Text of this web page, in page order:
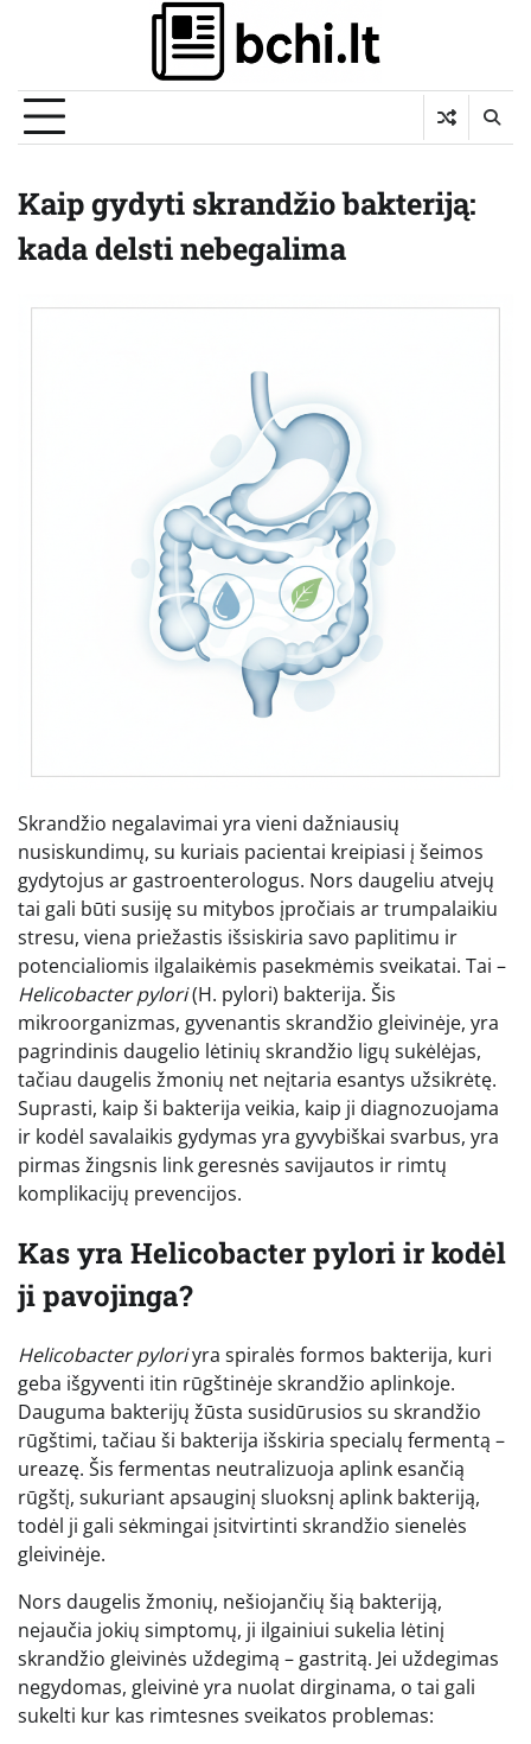
Kaip gydyti skrandžio bakteriją:
kada delsti nebegalima
Skrandžio negalavimai yra vieni dažniausių
nusiskundimų, su kuriais pacientai kreipiasi į šeimos
gydytojus ar gastroenterologus. Nors daugeliu atvejų
tai gali būti susiję su mitybos įpročiais ar trumpalaikiu
stresu, viena priežastis išsiskiria savo paplitimu ir
potencialiomis ilgalaikėmis pasekmėmis sveikatai. Tai –
Helicobacter pylori(H. pylori) bakterija. Šis
mikroorganizmas, gyvenantis skrandžio gleivinėje, yra
pagrindinis daugelio lėtinių skrandžio ligų sukėlėjas,
tačiau daugelis žmonių net neįtaria esantys užsikrėtę.
Suprasti, kaip ši bakterija veikia, kaip ji diagnozuojama
ir kodėl savalaikis gydymas yra gyvybiškai svarbus, yra
pirmas žingsnis link geresnės savijautos ir rimtų
komplikacijų prevencijos.
Kas yra Helicobacter pylori ir kodėl
ji pavojinga?
Helicobacter pyloriyra spiralės formos bakterija, kuri
geba išgyventi itin rūgštinėje skrandžio aplinkoje.
Dauguma bakterijų žūsta susidūrusios su skrandžio
rūgštimi, tačiau ši bakterija išskiria specialų fermentą –
ureazę. Šis fermentas neutralizuoja aplink esančią
rūgštį, sukuriant apsauginį sluoksnį aplink bakteriją,
todėl ji gali sėkmingai įsitvirtinti skrandžio sienelės
gleivinėje.
Nors daugelis žmonių, nešiojančių šią bakteriją,
nejaučia jokių simptomų, ji ilgainiui sukelia lėtinį
skrandžio gleivinės uždegimą – gastritą. Jei uždegimas
negydomas, gleivinė yra nuolat dirginama, o tai gali
sukelti kur kas rimtesnes sveikatos problemas: